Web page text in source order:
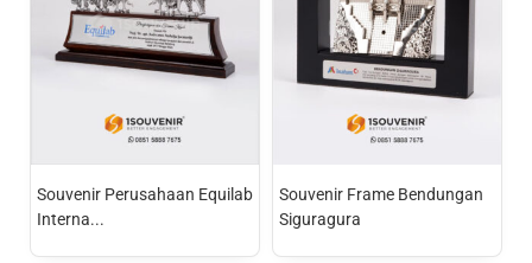
Souvenir Perusahaan Equilab
Interna...
Souvenir Frame Bendungan
Siguragura